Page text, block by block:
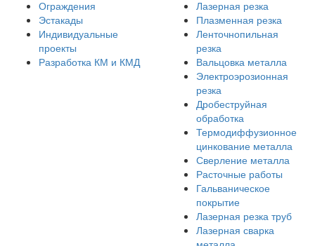
Ограждения
Эстакады
Индивидуальные
проекты
Разработка КМ и КМД
Лазерная резка
Плазменная резка
Ленточнопильная
резка
Вальцовка металла
Электроэрозионная
резка
Дробеструйная
обработка
Термодиффузионное
цинкование металла
Сверление металла
Расточные работы
Гальваническое
покрытие
Лазерная резка труб
Лазерная сварка